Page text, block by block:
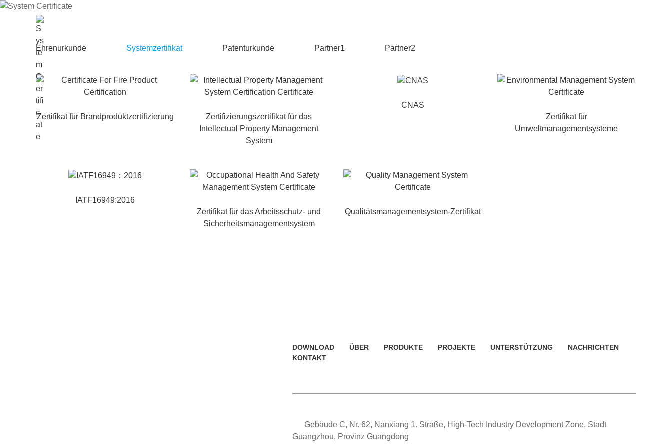
UNS
PRODUKT
E
G
NACHRICHTE
KONTAKTIEREN SIE
e
Ehrenurkunde Systemzertifikat Patenturkunde Partner1 Partner2
Zertifikat für Brandproduktzertifizierung
Zertifizierungszertifikat für das
Intellectual Property Management
System
CNAS
Zertifikat für
Umweltmanagementsysteme
IATF16949:2016
Zertifikat für das Arbeitsschutz- und
Sicherheitsmanagementsystem
Qualitätsmanagementsystem-Zertifikat
DOWNLOAD ÜBER PRODUKTE PROJEKTE UNTERSTÜTZUNG
NACHRICHTEN
KONTAKT
Gebäude C, Nr. 62, Nanxiang 1. Straße, High-Tech Industry Development Zone, Stadt
Guangzhou, Provinz Guangdong